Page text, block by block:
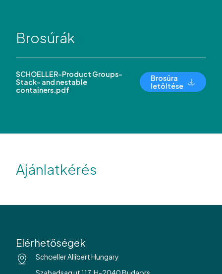
Brosúrák
SCHOELLER-Product Groups-
Stack- and nestable
containers.pdf
Brosúra
letöltése
Ajánlatkérés
Elérhetőségek
Schoeller Allibert Hungary